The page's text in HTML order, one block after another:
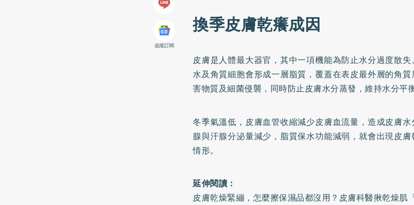
追蹤訂閱
換季皮膚乾癢成因
皮膚是人體最大器官，其中一項機能為防止水分過度散
水及角質細胞會形成一層脂質，覆蓋在表皮最外層的角
害物質及細菌侵襲，同時防止皮膚水分蒸發，維持水分平衡
冬季氣溫低，皮膚血管收縮減少皮膚血流量，造成皮膚
腺與汗腺分泌量減少，脂質保水功能減弱，就會出現皮
情形。
延伸閱讀：
皮膚乾燥緊繃，怎麼擦保濕品都沒用？皮膚科醫揪乾燥肌